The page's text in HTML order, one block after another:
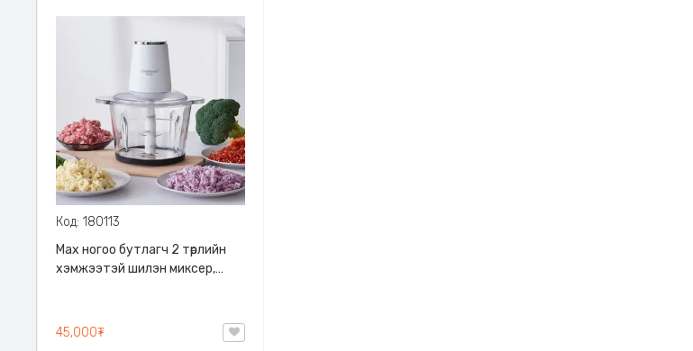
Код: 180113
Мах ногоо бутлагч 2 төрлийн
хэмжээтэй шилэн миксер,
резинтэй
45,000₮